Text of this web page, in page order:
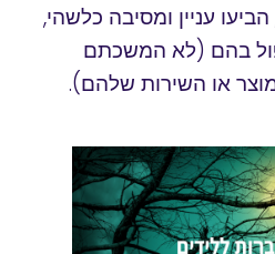
עניין ומסיבה כלשהי,
בהם (לא המשכתם
או השירות שלהם).